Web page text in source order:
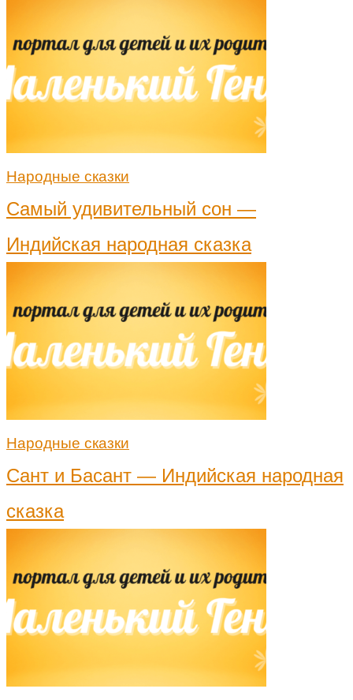
Народные сказки
Самый удивительный сон —
Индийская народная сказка
Народные сказки
Сант и Басант — Индийская народная
сказка